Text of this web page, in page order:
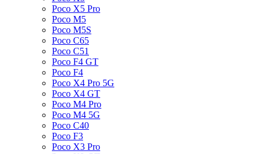
Poco X5 Pro
Poco M5
Poco M5S
Poco C65
Poco C51
Poco F4 GT
Poco F4
Poco X4 Pro 5G
Poco X4 GT
Poco M4 Pro
Poco M4 5G
Poco C40
Poco F3
Poco X3 Pro